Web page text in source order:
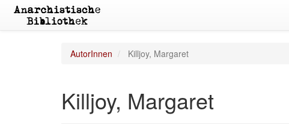
AutorInnen Killjoy, Margaret
Killjoy, Margaret